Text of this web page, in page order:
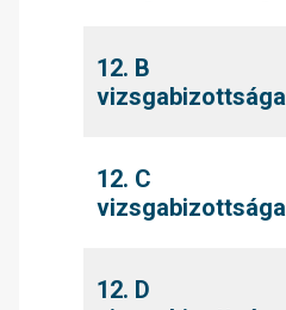
12. B
vizsgabizottsága
12. C
vizsgabizottsága
12. D